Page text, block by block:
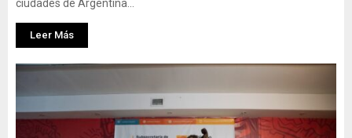
ciudades de Argentina...
Leer Más